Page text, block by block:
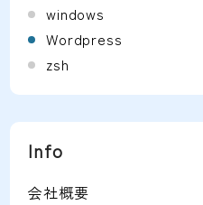
windows
Wordpress
zsh
Info
会社概要